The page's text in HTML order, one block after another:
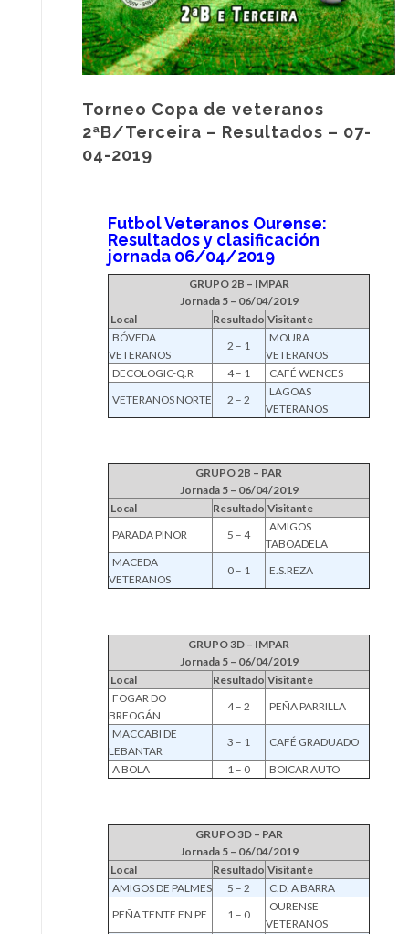
Torneo Copa de veteranos
2ªB/Terceira – Resultados – 07-
04-2019
Futbol Veteranos Ourense:
Resultados y clasificación
jornada 06/04/2019
GRUPO 2B – IMPAR
Jornada 5 – 06/04/2019
Local
Resultado Visitante
BÓVEDA
VETERANOS
2 – 1
MOURA
VETERANOS
DECOLOGIC-Q.R
4 – 1
CAFÉ WENCES
VETERANOS NORTE
2 – 2
LAGOAS
VETERANOS
GRUPO 2B – PAR
Jornada 5 – 06/04/2019
Local
Resultado Visitante
PARADA PIÑOR
5 – 4
AMIGOS
TABOADELA
MACEDA
VETERANOS
0 – 1 E.S.REZA
GRUPO 3D – IMPAR
Jornada 5 – 06/04/2019
Local
Resultado Visitante
FOGAR DO
BREOGÁN
4 – 2
PEÑA PARRILLA
MACCABI DE
LEBANTAR
3 – 1
CAFÉ GRADUADO
A BOLA
1 – 0 BOICAR AUTO
GRUPO 3D – PAR
Jornada 5 – 06/04/2019
Local
Resultado Visitante
AMIGOS DE PALMES
5 – 2
C.D. A BARRA
PEÑA TENTE EN PE
1 – 0
OURENSE
VETERANOS